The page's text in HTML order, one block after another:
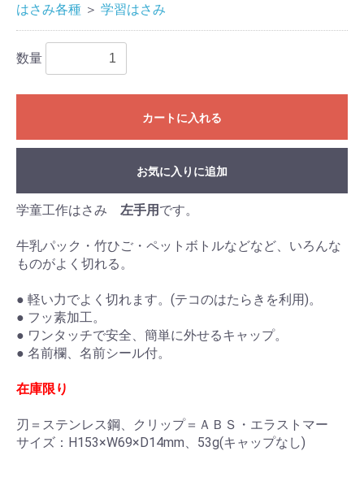
はさみ各種 ＞ 学習はさみ
数量
カートに入れる
お気に入りに追加
学童工作はさみ 左手用 です。
牛乳パック・竹ひご・ペットボトルなどなど、いろんな
ものがよく切れる。
● 軽い力でよく切れます。(テコのはたらきを利用)。
● フッ素加工。
● ワンタッチで安全、簡単に外せるキャップ。
● 名前欄、名前シール付。
在庫限り
刃＝ステンレス鋼、クリップ＝ＡＢＳ・エラストマー
サイズ：H153×W69×D14mm、53g(キャップなし)